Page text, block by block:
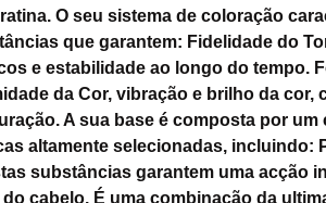
O seu sistema de coloração
que garantem: Fidelidade do
e estabilidade ao longo do tempo.
da Cor, vibração e brilho da cor,
A sua base é composta por um
altamente selecionadas, incluindo:
substâncias garantem uma acção
cabelo. É uma combinação da